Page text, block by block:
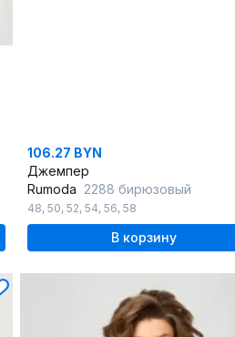
106.27 BYN
Джемпер
Rumoda 2288 бирюзовый
48, 50, 52, 54, 56, 58
В корзину